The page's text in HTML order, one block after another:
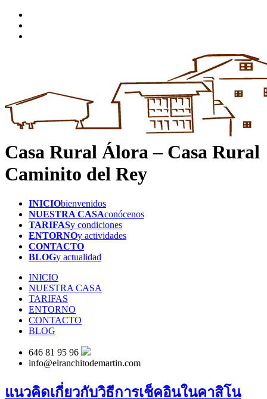
Casa Rural Álora – Casa Rural
Caminito del Rey
INICIObienvenidos
NUESTRA CASAconócenos
TARIFASy condiciones
ENTORNOy actividades
CONTACTO
BLOGy actualidad
INICIO
NUESTRA CASA
TARIFAS
ENTORNO
CONTACTO
BLOG
646 81 95 96
info@elranchitodemartin.com
แนวคิดเกี่ยวกับวิธีการเช็คอินในคาสิโน